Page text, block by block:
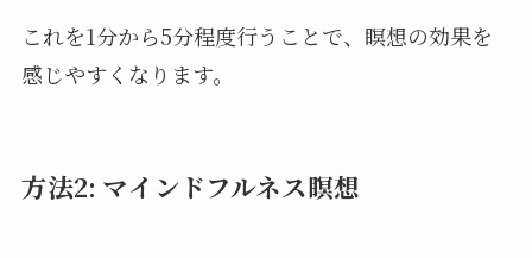
これを1分から5分程度行うことで、瞑想の効果を
感じやすくなります。
方法2: マインドフルネス瞑想